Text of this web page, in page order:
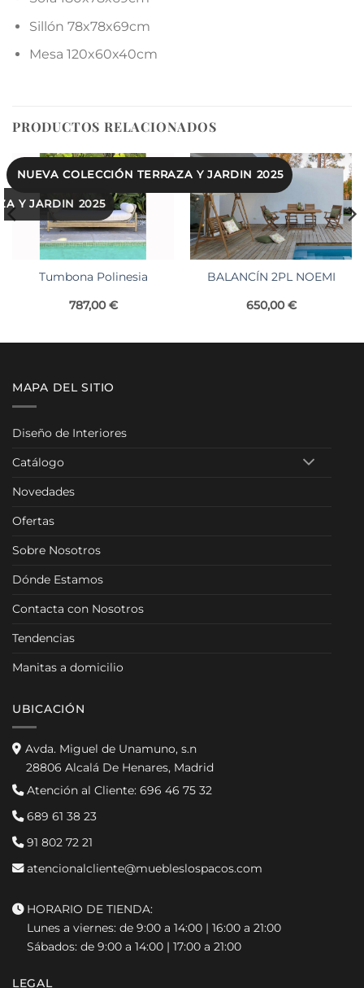
Sillón 78x78x69cm
Mesa 120x60x40cm
PRODUCTOS RELACIONADOS
NUEVA COLECCIÓN TERRAZA Y JARDIN 2025
Tumbona Polinesia
787,00€
BALANCÍN 2PL NOEMI
650,00€
Y JARDIN 2025
€.
MAPA DEL SITIO
Diseño de Interiores
Catálogo
Novedades
Ofertas
Sobre Nosotros
Dónde Estamos
Contacta con Nosotros
Tendencias
Manitas a domicilio
UBICACIÓN
Avda. Miguel de Unamuno, s.n
28806 Alcalá De Henares, Madrid
Atención al Cliente: 696 46 75 32
689 61 38 23
91 802 72 21
atencionalcliente@muebleslospacos.com
HORARIO DE TIENDA:
Lunes a viernes: de 9:00 a 14:00 | 16:00 a 21:00
Sábados: de 9:00 a 14:00 | 17:00 a 21:00
LEGAL